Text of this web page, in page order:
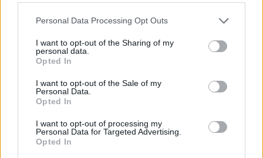
Please note that this website/app uses one or more Google
not limited to your visit or usage behaviour. You may click to
grant or deny consent to Google and its third-party tags to
use your data for below specified purposes in below Google
consent section.
Personal Data Processing Opt Outs
I want to opt-out of the Sharing of my
personal data.
Opted In
I want to opt-out of the Sale of my
Personal Data.
Opted In
I want to opt-out of processing my
Personal Data for Targeted Advertising.
Opted In